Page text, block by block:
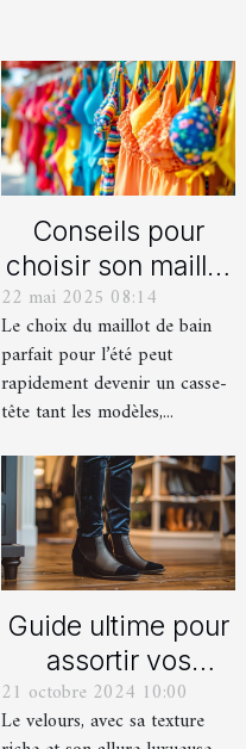
Conseils pour
choisir son maillot
de bain idéal pour
l'été
22 mai 2025 08:14
Le choix du maillot de bain
parfait pour l’été peut
rapidement devenir un casse-
tête tant les modèles,...
Guide ultime pour
assortir vos
chaussures avec
des pantalons en
21 octobre 2024 10:00
Le velours, avec sa texture